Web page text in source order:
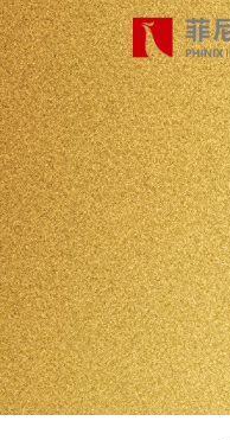
首页
产品中心
合作案例
最新动态